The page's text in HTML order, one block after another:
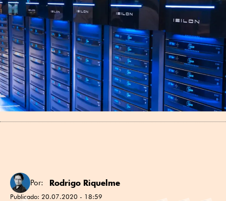
Por: Rodrigo Riquelme
Publicado: 20.07.2020 - 18:59